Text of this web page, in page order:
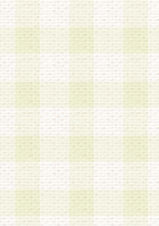
4.会員は、住所
合は、速やかに
5.当社は、必要
手段により登録
の内容が正確で
うことができる
6.会員は、会員
して、当社指定
該期間内に更新
発行したポイン